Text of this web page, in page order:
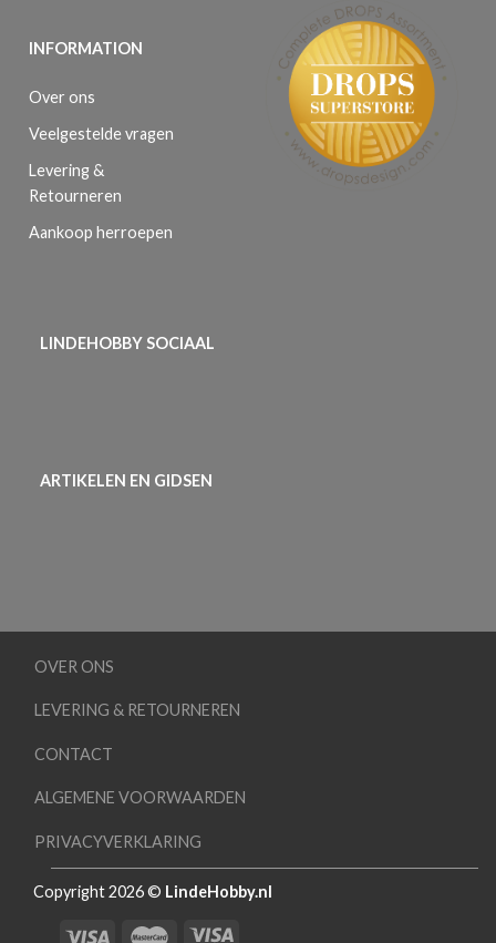
INFORMATION
Over ons
Veelgestelde vragen
Levering &
Retourneren
Aankoop herroepen
LINDEHOBBY SOCIAAL
ARTIKELEN EN GIDSEN
OVER ONS
LEVERING & RETOURNEREN
CONTACT
ALGEMENE VOORWAARDEN
PRIVACYVERKLARING
Copyright 2026 © LindeHobby.nl